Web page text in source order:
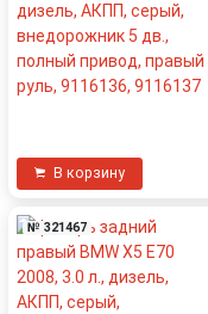
В корзину
№ 321467